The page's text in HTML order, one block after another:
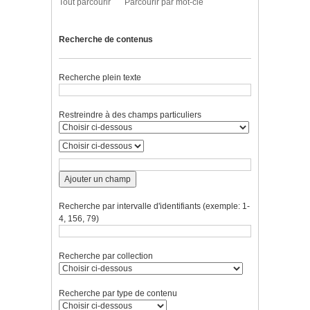
Tout parcourir Parcourir par mot-clé
Recherche de contenus
Recherche plein texte
Restreindre à des champs particuliers
Ajouter un champ
Recherche par intervalle d'identifiants (exemple: 1-
4, 156, 79)
Recherche par collection
Recherche par type de contenu